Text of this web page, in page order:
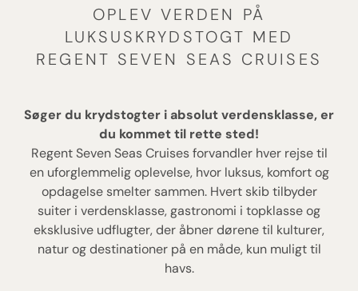
OPLEV VERDEN PÅ
LUKSUSKRYDSTOGT MED
REGENT SEVEN SEAS CRUISES
Søger du krydstogter i absolut verdensklasse, er
du kommet til rette sted!
Regent Seven Seas Cruises forvandler hver rejse til
en uforglemmelig oplevelse, hvor luksus, komfort og
opdagelse smelter sammen. Hvert skib tilbyder
suiter i verdensklasse, gastronomi i topklasse og
eksklusive udflugter, der åbner dørene til kulturer,
natur og destinationer på en måde, kun muligt til
havs.